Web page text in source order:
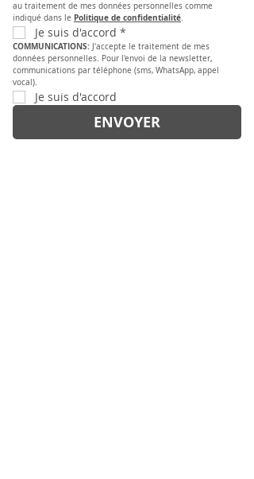
au traitement de mes données personnelles comme
indiqué dans le Politique de confidentialité.
Je suis d'accord *
COMMUNICATIONS: J'accepte le traitement de mes
données personnelles. Pour l'envoi de la newsletter,
communications par téléphone (sms, WhatsApp, appel
vocal).
Je suis d'accord
ENVOYER